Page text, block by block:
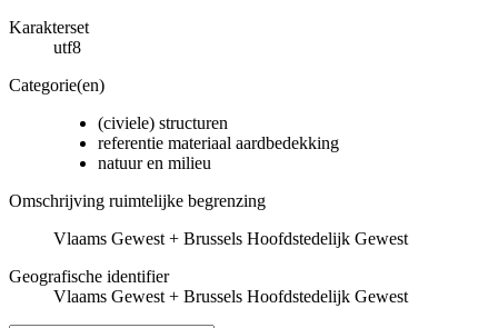
Karakterset
utf8
Categorie(en)
(civiele) structuren
referentie materiaal aardbedekking
natuur en milieu
Omschrijving ruimtelijke begrenzing
Vlaams Gewest + Brussels Hoofdstedelijk Gewest
Geografische identifier
Vlaams Gewest + Brussels Hoofdstedelijk Gewest